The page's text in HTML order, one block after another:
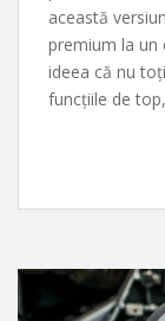
această
premium la un
ideea că nu
funcțiile de